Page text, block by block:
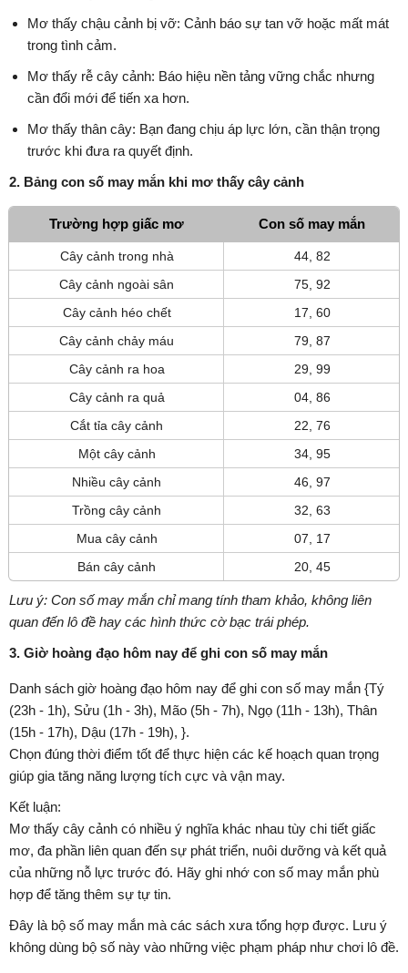
Mơ thấy chậu cảnh bị vỡ: Cảnh báo sự tan vỡ hoặc mất mát
trong tình cảm.
Mơ thấy rễ cây cảnh: Báo hiệu nền tảng vững chắc nhưng
cần đổi mới để tiến xa hơn.
Mơ thấy thân cây: Bạn đang chịu áp lực lớn, cần thận trọng
trước khi đưa ra quyết định.
2. Bảng con số may mắn khi mơ thấy cây cảnh
Trường hợp giấc mơ Con số may mắn
Cây cảnh trong nhà
44, 82
Cây cảnh ngoài sân
75, 92
Cây cảnh héo chết
17, 60
Cây cảnh chảy máu
79, 87
Cây cảnh ra hoa
29, 99
Cây cảnh ra quả
04, 86
Cắt tỉa cây cảnh
22, 76
Một cây cảnh
34, 95
Nhiều cây cảnh
46, 97
Trồng cây cảnh
32, 63
Mua cây cảnh
07, 17
Bán cây cảnh
20, 45
Lưu ý: Con số may mắn chỉ mang tính tham khảo, không liên
quan đến lô đề hay các hình thức cờ bạc trái phép.
3. Giờ hoàng đạo hôm nay để ghi con số may mắn
Danh sách giờ hoàng đạo hôm nay để ghi con số may mắn {Tý
(23h - 1h), Sửu (1h - 3h), Mão (5h - 7h), Ngọ (11h - 13h), Thân
(15h - 17h), Dậu (17h - 19h), }.
Chọn đúng thời điểm tốt để thực hiện các kế hoạch quan trọng
giúp gia tăng năng lượng tích cực và vận may.
Kết luận:
Mơ thấy cây cảnh có nhiều ý nghĩa khác nhau tùy chi tiết giấc
mơ, đa phần liên quan đến sự phát triển, nuôi dưỡng và kết quả
của những nỗ lực trước đó. Hãy ghi nhớ con số may mắn phù
hợp để tăng thêm sự tự tin.
Đây là bộ số may mắn mà các sách xưa tổng hợp được. Lưu ý
không dùng bộ số này vào những việc phạm pháp như chơi lô đề.